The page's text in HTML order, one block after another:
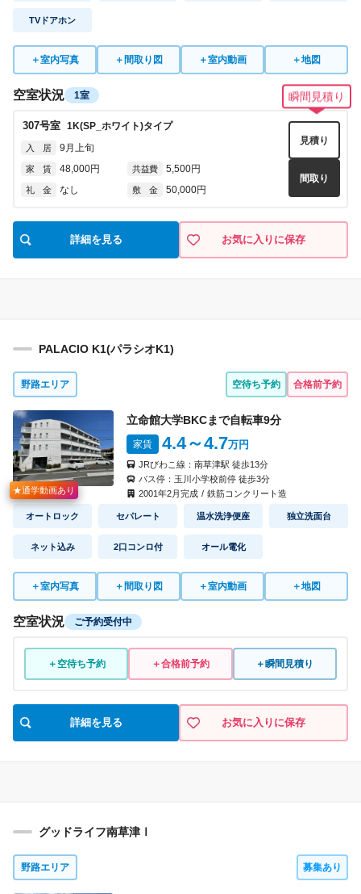
TVドアホン
＋室内写真 ＋ 間取り図 ＋室内動画 ＋地図
空室状況 1室 瞬間見積り
307号室 1K(SP_ホワイト)タイプ
入 居 9月上旬
家 賃 48,000円 共益費 5,500円
礼 金 なし 敷 金 50,000円
見積り
間取り
詳細を見る お気に入りに保存
PALACIO K1(パラシオK1)
野路エリア 空待ち予約 合格前予約
★通学動画あり
立命館大学BKCまで自転車9分
家賃 4.4～4.7万円
JRびわこ線： 南草津駅 徒歩13分
バス停： 玉川小学校前停徒歩3分
2001年2月完成 / 鉄筋コンクリート造
オートロック セパレート 温水洗浄便座 独立洗面台
ネット込み 2口コンロ付 オール電化
＋室内写真 ＋ 間取り図 ＋室内動画 ＋地図
空室状況 ご予約受付中
＋空待ち予約 ＋合格前予約 ＋瞬間見積り
詳細を見る お気に入りに保存
グッドライフ南草津Ⅰ
野路エリア 募集あり